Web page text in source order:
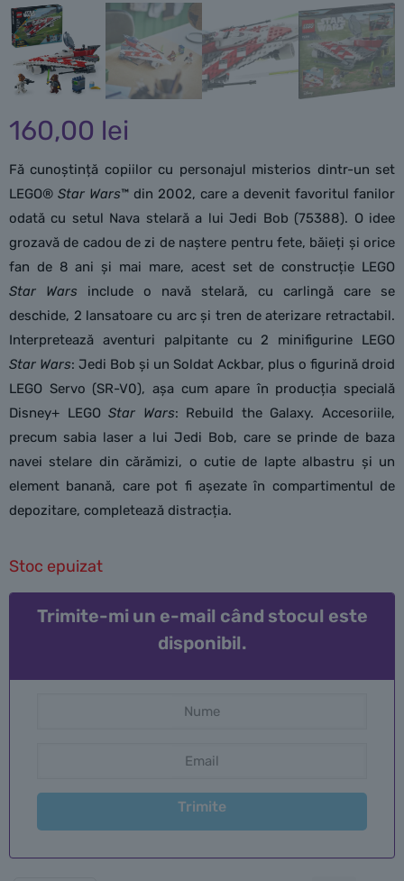
160,00 lei
Fă cunoștință copiilor cu personajul misterios dintr-un set
LEGO® Star Wars™ din 2002, care a devenit favoritul fanilor
odată cu setul Nava stelară a lui Jedi Bob (75388). O idee
grozavă de cadou de zi de naștere pentru fete, băieți și orice
fan de 8 ani și mai mare, acest set de construcție LEGO
Star Wars include o navă stelară, cu carlingă care se
deschide, 2 lansatoare cu arc și tren de aterizare retractabil.
Interpretează aventuri palpitante cu 2 minifigurine LEGO
Star Wars: Jedi Bob și un Soldat Ackbar, plus o figurină droid
LEGO Servo (SR-V0), așa cum apare în producția specială
Disney+ LEGOStar Wars: Rebuild the Galaxy. Accesoriile,
precum sabia laser a lui Jedi Bob, care se prinde de baza
navei stelare din cărămizi, o cutie de lapte albastru și un
element banană, care pot fi așezate în compartimentul de
depozitare, completează distracția.
Stoc epuizat
Trimite-mi un e-mail când stocul este
disponibil.
Trimite